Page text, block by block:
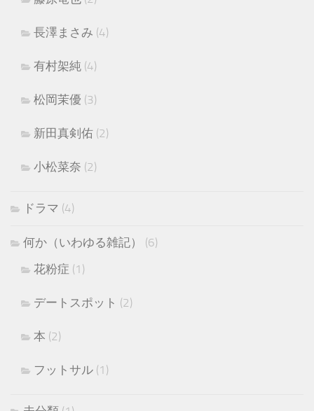
長澤まさみ (4)
有村架純 (4)
松岡茉優 (3)
新田真剣佑 (2)
小松菜奈 (2)
ドラマ (4)
何か（いわゆる雑記）
(6)
花粉症 (1)
デートスポット (2)
本 (2)
フットサル (1)